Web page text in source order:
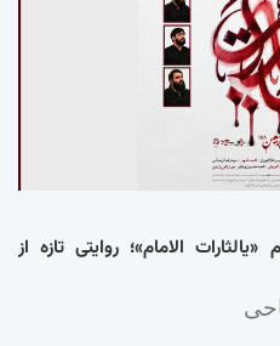
الامام»؛ روایتی تازه از